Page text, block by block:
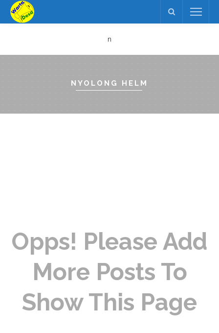
n
NYOLONG HELM
Opps! Please Add
More Posts To
Show This Page